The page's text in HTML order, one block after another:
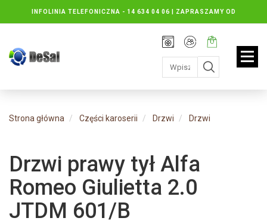
INFOLINIA TELEFONICZNA - 14 634 04 06 | ZAPRASZAMY OD
PONIEDZIAŁKU DO PIĄTKU : 8.30 DO 16.30, SOBOTY: 8.30 DO 13.00
Rejestracja
Moje
konto
Twój
koszyk:
jest
pusty
Strona główna Części karoserii Drzwi Drzwi
Drzwi prawy tył Alfa
Romeo Giulietta 2.0
JTDM 601/B